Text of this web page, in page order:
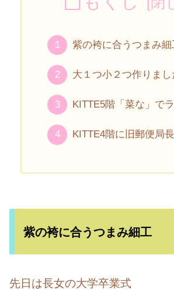
紫の袴に合うつまみ細
大１つ小２つ作りまし
KITTE5階「菜な」で
KITTE4階に旧郵便局
紫の袴に合うつまみ細工
先日は長女の大学卒業式